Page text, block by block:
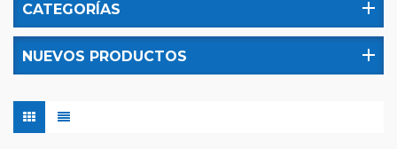
CATEGORÍAS
NUEVOS PRODUCTOS